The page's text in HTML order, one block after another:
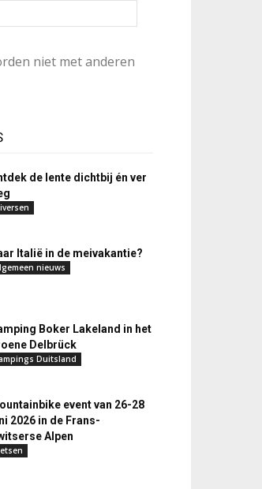
niet met anderen
de lente dichtbij én ver
Italië in de meivakantie?
nieuws
Boker Lakeland in het
Delbrück
Duitsland
event van 26-28
2026 in de Frans-
Alpen